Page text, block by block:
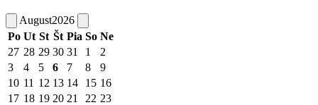
August2026
Po Ut St Št Pia So Ne
27 28 29 30 31 1
2
3
4 5 6 7 8
9
10 11 12 13 14 15 16
17 18 19 20 21 22 23